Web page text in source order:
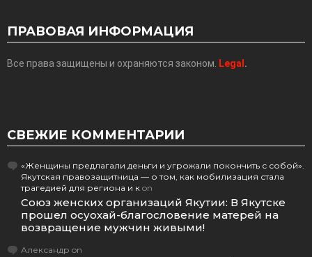
ПРАВОВАЯ ИНФОРМАЦИЯ
Все права защищены и охраняются законом. Legal .
СВЕЖИЕ КОММЕНТАРИИ
«Женщины предлагали деньги и угрожали покончить с собой».
Якутская правозащитница — о том, как мобилизация стала
трагедией для региона и к on
Союз женских организаций Якутии: В Якутске
прошел осуохай-благословение матерей на
возвращение мужчин живыми!
Александр on